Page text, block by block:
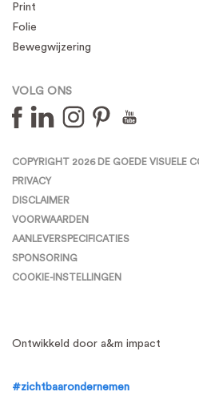
Print
Folie
Bewegwijzering
VOLG ONS
COPYRIGHT 2026 DE GOEDE VISUELE
PRIVACY
DISCLAIMER
VOORWAARDEN
AANLEVERSPECIFICATIES
SPONSORING
COOKIE-INSTELLINGEN
Ontwikkeld door a&m impact
#zichtbaarondernemen